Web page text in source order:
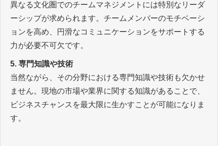
異なる文化圏でのチームマネジメントには特別なリーダ
ーシップが求められます。チームメンバーのモチベーシ
ョンを高め、円滑なコミュニケーションをサポートする
力が必要不可欠です。
5. 専門知識や技術
当然ながら、その分野における専門知識や技術も欠かせ
ません。現地の市場や業界に関する知識があることで、
ビジネスチャンスを最大限に生かすことが可能になりま
す。